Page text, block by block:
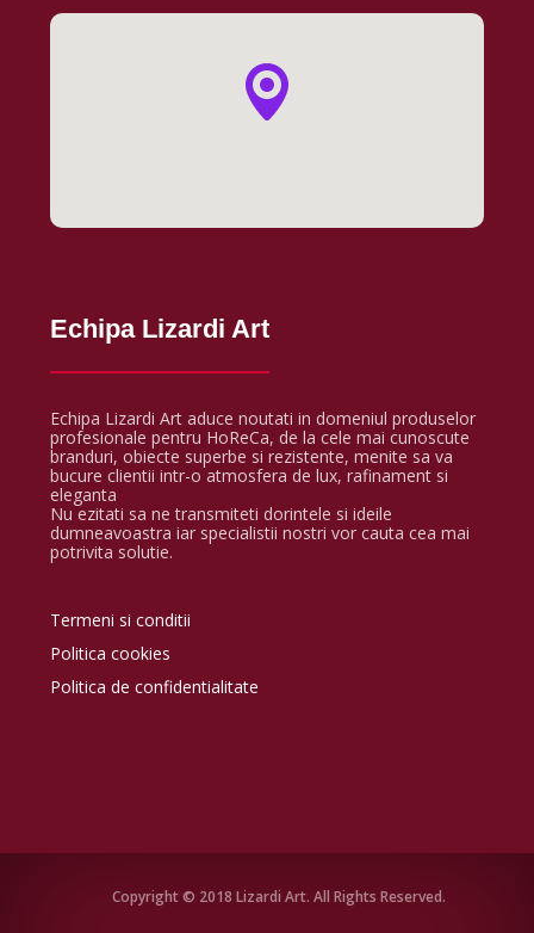
Echipa Lizardi Art
Echipa Lizardi Art aduce noutati in domeniul produselor
profesionale pentru HoReCa, de la cele mai cunoscute
branduri, obiecte superbe si rezistente, menite sa va
bucure clientii intr-o atmosfera de lux, rafinament si
eleganta
Nu ezitati sa ne transmiteti dorintele si ideile
dumneavoastra iar specialistii nostri vor cauta cea mai
potrivita solutie.
Termeni si conditii
Politica cookies
Politica de confidentialitate
Copyright © 2018 Lizardi Art. All Rights Reserved.